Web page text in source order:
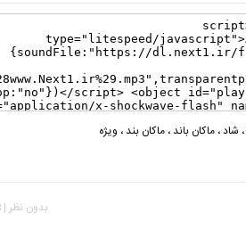
، شاد،ماکان باند ،ماکان بند ، ویژه
بدون نظر | 838 بازدید